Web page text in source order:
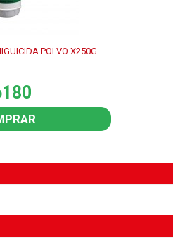
POLVO X250G.